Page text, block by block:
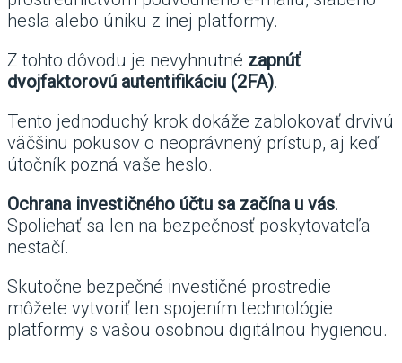
hesla alebo úniku z inej platformy.
Z tohto dôvodu je nevyhnutné zapnúť
dvojfaktorovú autentifikáciu (2FA).
Tento jednoduchý krok dokáže zablokovať drvivú
väčšinu pokusov o neoprávnený prístup, aj keď
útočník pozná vaše heslo.
Ochrana investičného účtu sa začína u vás.
Spoliehať sa len na bezpečnosť poskytovateľa
nestačí.
Skutočne bezpečné investičné prostredie
môžete vytvoriť len spojením technológie
platformy s vašou osobnou digitálnou hygienou.